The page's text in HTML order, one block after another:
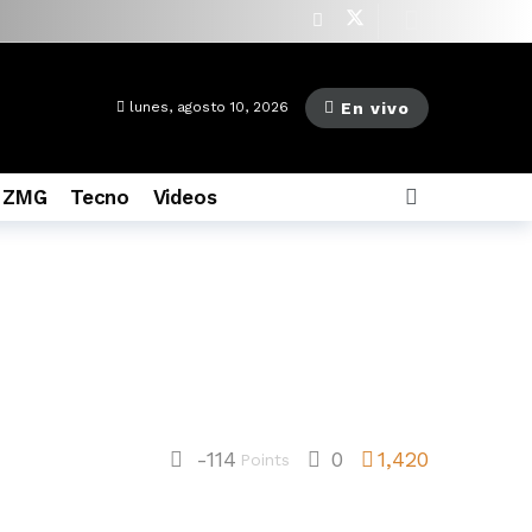
lunes, agosto 10, 2026 En vivo
Tecno Videos
-114 Points 0 1,420